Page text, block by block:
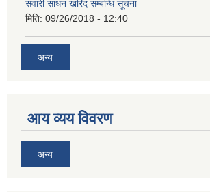
सवारी साधन खरिद सम्बन्धि सूचना
मिति: 09/26/2018 - 12:40
अन्य
आय व्यय विवरण
अन्य